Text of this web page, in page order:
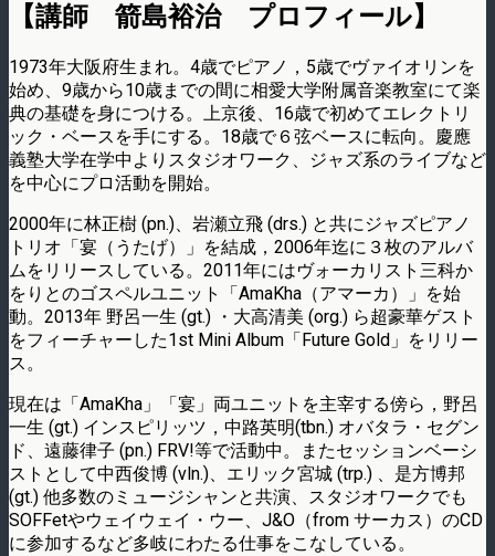
【講師 箭島裕治 プロフィール】
1973年大阪府生まれ。4歳でピアノ，5歳でヴァイオリンを
始め、9歳から10歳までの間に相愛大学附属音楽教室にて楽
典の基礎を身につける。上京後、16歳で初めてエレクトリ
ック・ベースを手にする。18歳で６弦ベースに転向。慶應
義塾大学在学中よりスタジオワーク、ジャズ系のライブなど
を中心にプロ活動を開始。
2000年に林正樹 (pn.)、岩瀬立飛 (drs.) と共にジャズピアノ
トリオ「宴（うたげ）」を結成，2006年迄に３枚のアルバ
ムをリリースしている。2011年にはヴォーカリスト三科か
をりとのゴスペルユニット「AmaKha（アマーカ）」を始
動。2013年 野呂一生 (gt.) ・大高清美 (org.) ら超豪華ゲスト
をフィーチャーした1st Mini Album「Future Gold」をリリー
ス。
現在は「AmaKha」「宴」両ユニットを主宰する傍ら，野呂
一生 (gt.) インスピリッツ，中路英明(tbn.) オバタラ・セグン
ド、遠藤律子 (pn.) FRV!等で活動中。またセッションベーシ
ストとして中西俊博 (vln.)、エリック宮城 (trp.) 、是方博邦
(gt.) 他多数のミュージシャンと共演、スタジオワークでも
SOFFetやウェイウェイ・ウー、J&O（from サーカス）のCD
に参加するなど多岐にわたる仕事をこなしている。